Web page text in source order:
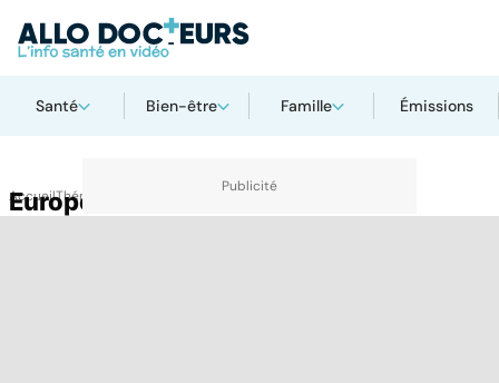
Santé Bien-être Famille Émissions
AccueilThématiques
Europe CEE